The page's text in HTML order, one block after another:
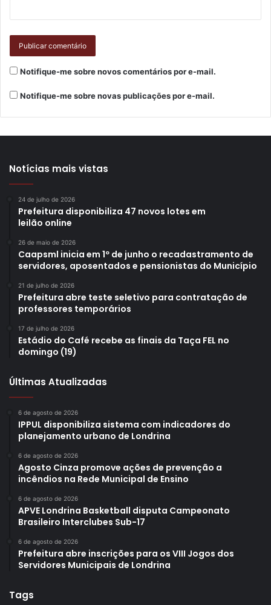
Notifique-me sobre novos comentários por e-mail.
Notifique-me sobre novas publicações por e-mail.
Notícias mais vistas
24 de julho de 2026
Prefeitura disponibiliza 47 novos lotes em
leilão online
26 de maio de 2026
Caapsml inicia em 1º de junho o recadastramento de
servidores, aposentados e pensionistas do Município
21 de julho de 2026
Prefeitura abre teste seletivo para contratação de
professores temporários
17 de julho de 2026
Estádio do Café recebe as finais da Taça FEL no
domingo (19)
Últimas Atualizadas
6 de agosto de 2026
IPPUL disponibiliza sistema com indicadores do
planejamento urbano de Londrina
6 de agosto de 2026
Agosto Cinza promove ações de prevenção a
incêndios na Rede Municipal de Ensino
6 de agosto de 2026
APVE Londrina Basketball disputa Campeonato
Brasileiro Interclubes Sub-17
6 de agosto de 2026
Prefeitura abre inscrições para os VIII Jogos dos
Servidores Municipais de Londrina
Tags